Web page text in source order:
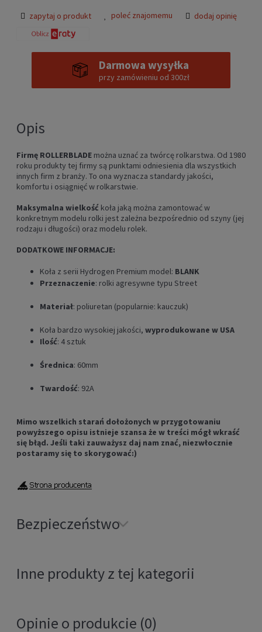
zapytaj o produkt poleć znajomemu dodaj opinię
Darmowa wysyłka
przy zamówieniu od 300zł
Opis
Firmę ROLLERBLADE można uznać za twórcę rolkarstwa. Od 1980
roku produkty tej firmy są punktami odniesienia dla wszystkich
innych firm z branży. To ona wyznacza standardy jakości,
komfortu i osiągnięć w rolkarstwie.
Maksymalna wielkość koła jaką można zamontować w
konkretnym modelu rolki jest zależna bezpośrednio od szyny (jej
rodzaju i długości) oraz modelu rolek.
DODATKOWE INFORMACJE:
Koła z serii Hydrogen Premium model: BLANK
Przeznaczenie: rolki agresywne typu Street
Materiał: poliuretan (popularnie: kauczuk)
Koła bardzo wysokiej jakości, wyprodukowane w USA
Ilość: 4 sztuk
Średnica: 60mm
Twardość: 92A
Mimo wszelkich starań dołożonych w przygotowaniu
powyższego opisu istnieje szansa że w treści mógł wkraść
się błąd. Jeśli taki zauważysz daj nam znać, niezwłocznie
postaramy się to skorygować:)
Bezpieczeństwo
Inne produkty z tej kategorii
Opinie o produkcie (0)